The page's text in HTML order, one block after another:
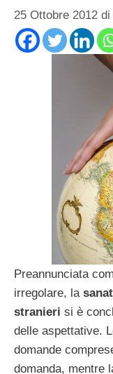
25 Ottobre 2012 di
Preannunciata
irregolare, la
stranieri si è
delle aspettative.
domande
domanda, mentre